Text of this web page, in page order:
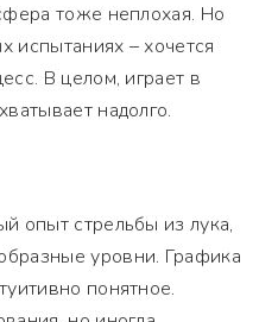
тоже неплохая. Но
испытаниях – хочется
В целом, играет в
надолго.
опыт стрельбы из лука,
уровни. Графика
понятное.